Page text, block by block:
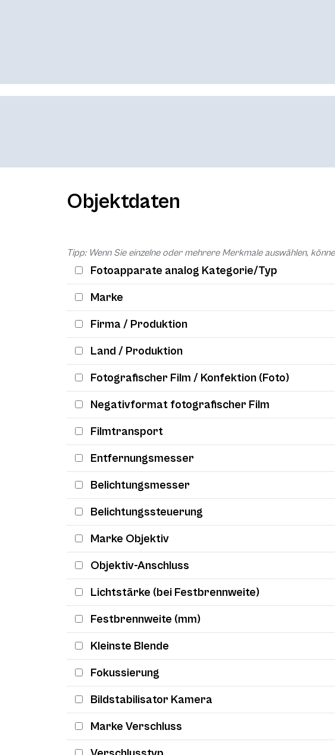
Objektdaten
Tipp: Wenn Sie einzelne oder mehrere Merkmale auswählen,
Fotoapparate analog Kategorie/Typ
Marke
Firma / Produktion
Land / Produktion
Fotografischer Film / Konfektion (Foto)
Negativformat fotografischer Film
Filmtransport
Entfernungsmesser
Belichtungsmesser
Belichtungssteuerung
Marke Objektiv
Objektiv-Anschluss
Lichtstärke (bei Festbrennweite)
Festbrennweite (mm)
Kleinste Blende
Fokussierung
Bildstabilisator Kamera
Marke Verschluss